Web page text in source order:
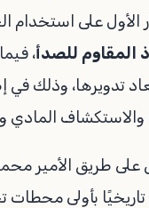
الأول على استخدام
المقاوم للصدأ،
تدويرها، وذلك في
والاستكشاف المادي
على طريق الأمير
تاريخيًا بأولى محطات